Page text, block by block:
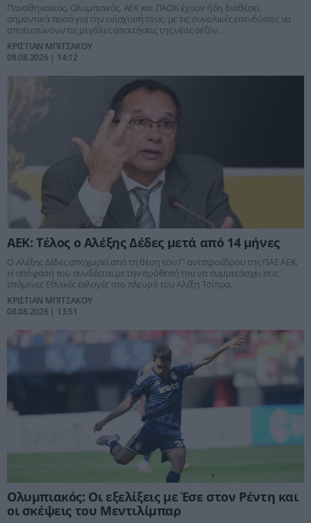
Παναθηναϊκός, Ολυμπιακός, ΑΕΚ και ΠΑΟΚ έχουν ήδη διαθέσει
σημαντικά ποσά για την ενίσχυσή τους, με τις συνολικές επενδύσεις να
αποτυπώνουν τις μεγάλες απαιτήσεις της νέας σεζόν.
ΚΡΙΣΤΙΑΝ ΜΠΙΤΣΑΚΟΥ
08.08.2026 | 14:12
ΑΕΚ: Τέλος ο Αλέξης Δέδες μετά από 14 μήνες
Ο Αλέξης Δέδες αποχωρεί από τη θέση του Γ' αντιπροέδρου της ΠΑΕ ΑΕΚ.
Η απόφασή του συνδέεται με την πρόθεσή του να συμμετάσχει στις
επόμενες Εθνικές εκλογές στο πλευρό του Αλέξη Τσίπρα.
ΚΡΙΣΤΙΑΝ ΜΠΙΤΣΑΚΟΥ
08.08.2026 | 13:51
Ολυμπιακός: Οι εξελίξεις με Έσε στον Ρέντη και
οι σκέψεις του Μεντιλίμπαρ